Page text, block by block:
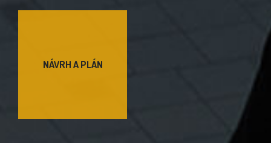
NÁVRH A PLÁN